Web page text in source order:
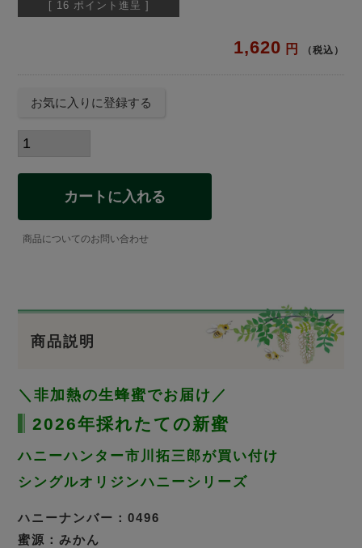
[ 16 ポイント進呈 ]
1,620 税込
お気に入りに登録する
カートに入れる
商品についてのお問い合わせ
商品説明
＼非加熱の生蜂蜜でお届け／
2026年採れたての新蜜
ハニーハンター市川拓三郎が買い付け
シングルオリジンハニーシリーズ
ハニーナンバー：0496
蜜源：みかん